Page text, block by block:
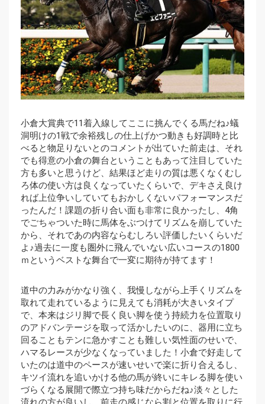
小倉大賞典で11着入線してここに挑んでくる馬だね♪蟻
洞明けの1戦で余裕残しの仕上げかつ動きも好調時と比
べると物足りないとのコメントが出ていた前走は、それ
でも得意の小倉の舞台ということもあって注目していた
方も多いと思うけど、結果ほど走りの質は悪くなくむし
ろ体の使い方は良くなっていたくらいで、デキさえ良け
れば上位争いしていてもおかしくないパフォーマンスだ
ったんだ！課題の折り合い面も非常に良かったし、4角
でごちゃついた時に馬体をぶつけてリズムを崩していた
から、それであの内容ならむしろい評価したいくらいだ
よ♪過去に一度も圏外に飛んでいない広いコースの1800
ｍというベストな舞台で一変に期待が持てます！
道中の力みがかなり強く、我慢しながら上手くリズムを
取れて走れているように見えても消耗が大きいタイプ
で、本来はジリ脚で長く良い脚を使う持続力を位置取り
のアドバンテージを取って活かしたいのに、器用に立ち
回ることもテンに急かすことも難しい気性面のせいで、
ハマるレースが少なくなっていました！小倉で好走して
いたのは道中のペースが速いせいで楽に折り合えるし、
キツイ流れを追いかける他の馬が終いにキレる脚を使い
づらくなる展開で際立つ持ち味だからだね♪淡々とした